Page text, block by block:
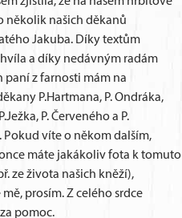
několik našich děkanů
Jakuba. Díky textům
a díky nedávným radám
paní z farnosti mám na
P.Hartmana, P. Ondráka,
P. Červeného a P.
Pokud víte o někom dalším,
máte jakákoliv fota k tomuto
ze života našich kněží),
prosím. Z celého srdce
pomoc.